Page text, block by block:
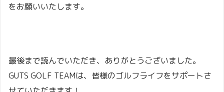
をお願いいたします。
最後まで読んでいただき、ありがとうございました。
GUTS GOLF TEAMは、皆様のゴルフライフをサポートさ